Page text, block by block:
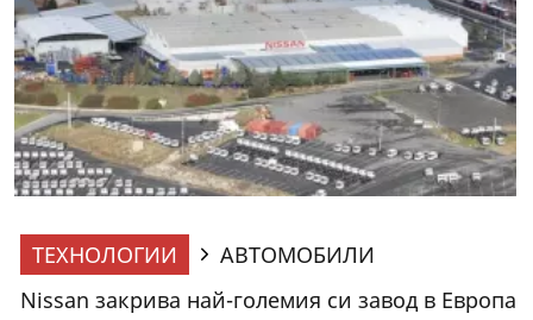
ТЕХНОЛОГИИ
АВТОМОБИЛИ
Nissan закрива най-големия си завод в Европа